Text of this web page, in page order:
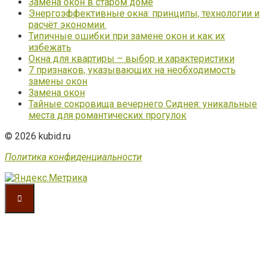
Энергоэффективные окна: принципы, технологии и
расчёт экономии.
Типичные ошибки при замене окон и как их
избежать
Окна для квартиры – выбор и характеристики
7 признаков, указывающих на необходимость
замены окон
Замена окон
Тайные сокровища вечернего Сиднея: уникальные
места для романтических прогулок
© 2026 kubid.ru
Политика конфиденциальности